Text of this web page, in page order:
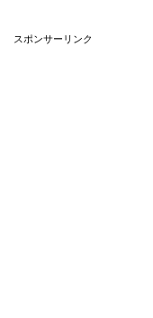
スポンサーリンク